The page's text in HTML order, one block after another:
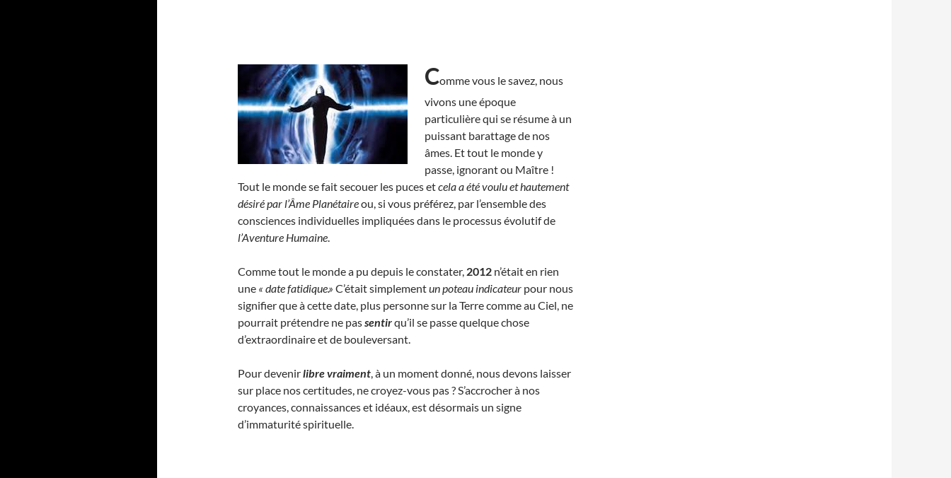
Comme vous le savez, nous
vivons une époque
particulière qui se résume à un
puissant barattage de nos
âmes. Et tout le monde y
passe, ignorant ou Maître !
Tout le monde se fait secouer les puces etcela a été voulu et hautement
désiré par l’Âme Planétaireou, si vous préférez, par l’ensemble des
consciences individuelles impliquées dans le processus évolutif de
l’Aventure Humaine.
Comme tout le monde a pu depuis le constater, 2012 n’était en rien
une « date fatidique.» C’était simplementun poteau indicateur pour nous
signifier que à cette date, plus personne sur la Terre comme au Ciel, ne
pourrait prétendre ne passentirqu’il se passe quelque chose
d’extraordinaire et de bouleversant.
Pour devenirlibre vraiment, à un moment donné, nous devons laisser
sur place nos certitudes, ne croyez-vous pas ? S’accrocher à nos
croyances, connaissances et idéaux, est désormais un signe
d’immaturité spirituelle.